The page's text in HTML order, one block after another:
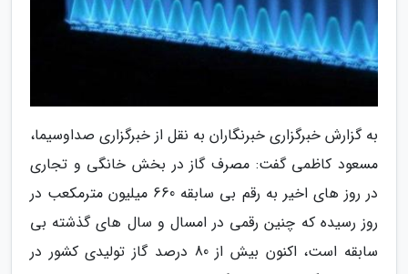
به گزارش خبرگزاری خبرنگاران به نقل از خبرگزاری صداوسیما،
مسعود کاظمی گفت: مصرف گاز در بخش خانگی و تجاری
در روز های اخیر به رقم بی سابقه 660 میلیون مترمکعب در
روز رسیده که چنین رقمی در امسال و سال های گذشته بی
سابقه است، اکنون بیش از 80 درصد گاز تولیدی کشور در